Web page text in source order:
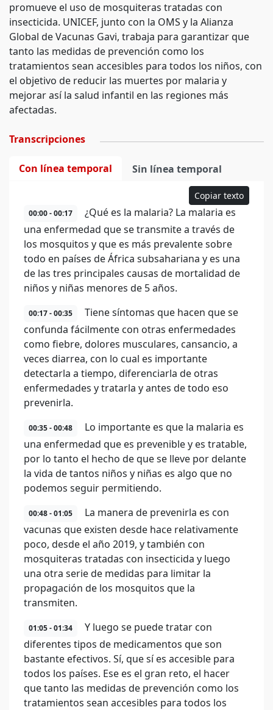
promueve el uso de mosquiteras tratadas con
insecticida. UNICEF, junto con la OMS y la Alianza
Global de Vacunas Gavi, trabaja para garantizar que
tanto las medidas de prevención como los
tratamientos sean accesibles para todos los niños, con
el objetivo de reducir las muertes por malaria y
mejorar así la salud infantil en las regiones más
afectadas.
Transcripciones
Con línea temporal Sin línea temporal
Copiar texto
00:00 - 00:17
¿Qué es la malaria? La malaria es
una enfermedad que se transmite a través de
los mosquitos y que es más prevalente sobre
todo en países de África subsahariana y es una
de las tres principales causas de mortalidad de
niños y niñas menores de 5 años.
00:17 - 00:35
Tiene síntomas que hacen que se
confunda fácilmente con otras enfermedades
como fiebre, dolores musculares, cansancio, a
veces diarrea, con lo cual es importante
detectarla a tiempo, diferenciarla de otras
enfermedades y tratarla y antes de todo eso
prevenirla.
00:35 - 00:48
Lo importante es que la malaria es
una enfermedad que es prevenible y es tratable,
por lo tanto el hecho de que se lleve por delante
la vida de tantos niños y niñas es algo que no
podemos seguir permitiendo.
00:48 - 01:05
La manera de prevenirla es con
vacunas que existen desde hace relativamente
poco, desde el año 2019, y también con
mosquiteras tratadas con insecticida y luego
una otra serie de medidas para limitar la
propagación de los mosquitos que la
transmiten.
01:05 - 01:34
Y luego se puede tratar con
diferentes tipos de medicamentos que son
bastante efectivos. Sí, que sí es accesible para
todos los países. Ese es el gran reto, el hacer
que tanto las medidas de prevención como los
tratamientos sean accesibles para todos los